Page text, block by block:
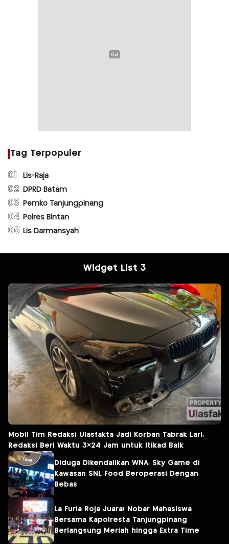
Tag Terpopuler
01 Lis-Raja
02 DPRD Batam
03 Pemko Tanjungpinang
04 Polres Bintan
05 Lis Darmansyah
Widget List 3
Mobil Tim Redaksi Ulasfakta Jadi Korban Tabrak Lari,
Redaksi Beri Waktu 3×24 Jam untuk Itikad Baik
Diduga Dikendalikan WNA, Sky Game di
Kawasan SNL Food Beroperasi Dengan
Bebas
La Furia Roja Juara! Nobar Mahasiswa
Bersama Kapolresta Tanjungpinang
Berlangsung Meriah hingga Extra Time